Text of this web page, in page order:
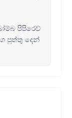
පිපිරෙව්
පුත්තු දෙන්